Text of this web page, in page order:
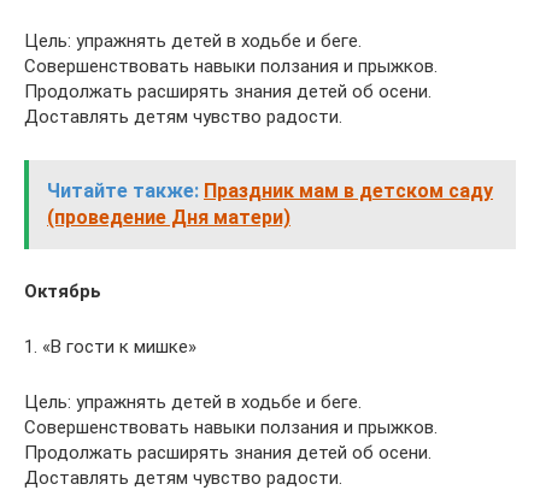
Цель: упражнять детей в ходьбе и беге.
Совершенствовать навыки ползания и прыжков.
Продолжать расширять знания детей об осени.
Доставлять детям чувство радости.
Читайте также: Праздник мам в детском саду
(проведение Дня матери)
Октябрь
1. «В гости к мишке»
Цель: упражнять детей в ходьбе и беге.
Совершенствовать навыки ползания и прыжков.
Продолжать расширять знания детей об осени.
Доставлять детям чувство радости.